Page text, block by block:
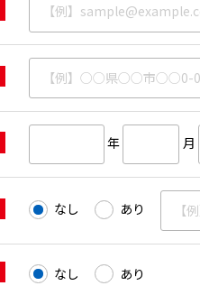
年 月
なし あり
なし あり